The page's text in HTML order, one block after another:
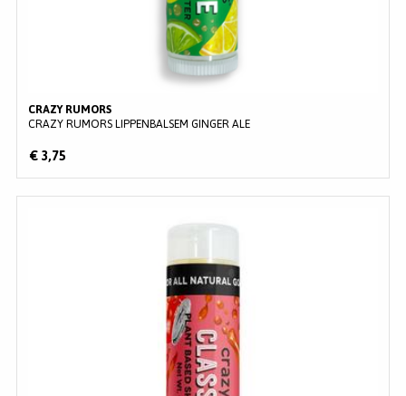
CRAZY RUMORS
CRAZY RUMORS LIPPENBALSEM GINGER ALE
€ 3,75